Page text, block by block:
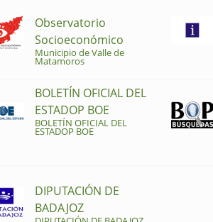
Observatorio
Socioeconómico
Municipio de Valle de
Matamoros
BOLETÍN OFICIAL DEL
ESTADOP BOE
BOLETÍN OFICIAL DEL
ESTADOP BOE
DIPUTACIÓN DE
BADAJOZ